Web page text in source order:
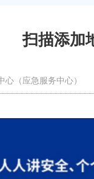
扫描添加
心（应急服务中心）